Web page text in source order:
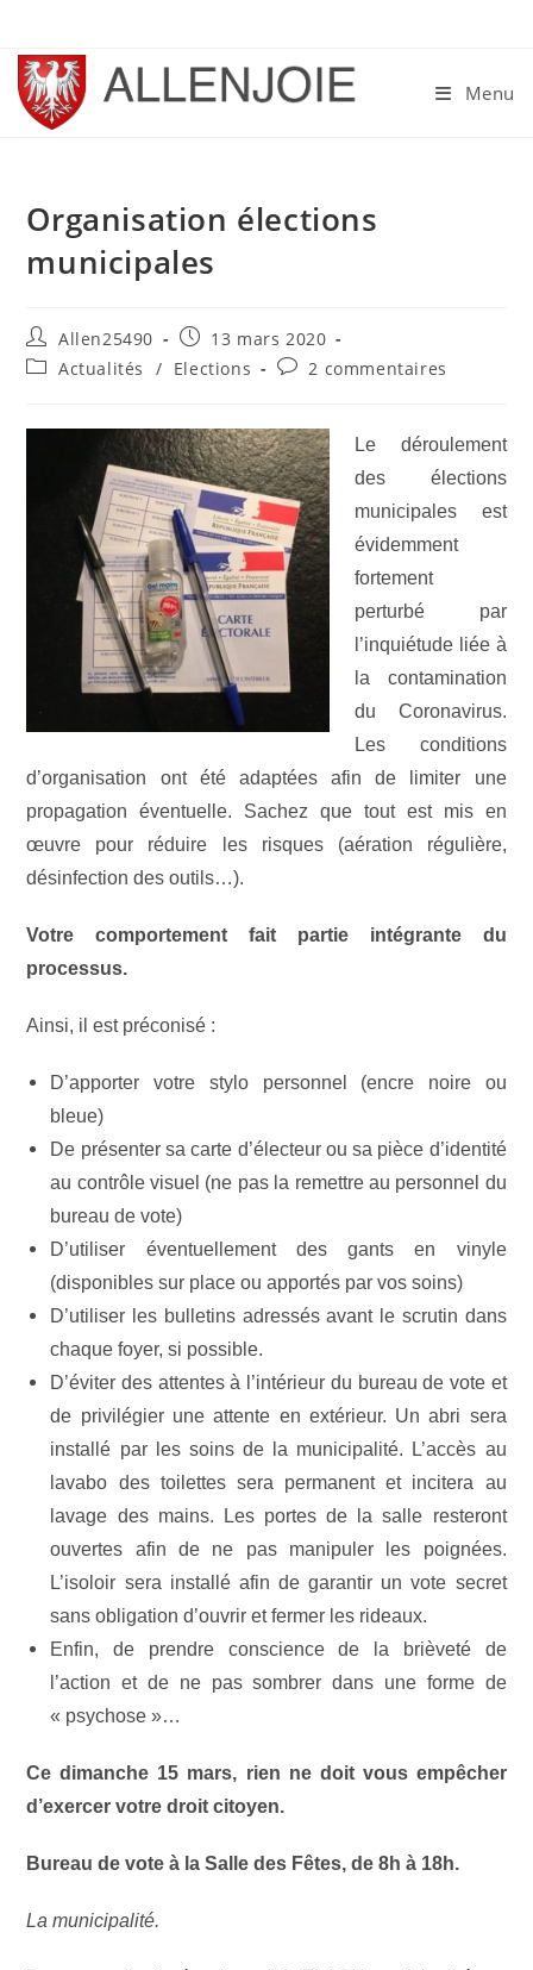
content
Menu
Organisation élections
municipales
Auteur/autrice
de
la
Allen25490
Publication
publiée :
13 mars 2020
PostActualités / Elections
Commentaires
publication :
2 commentaires
Le déroulement
des élections
municipales est
évidemment
fortement
perturbé par
l’inquiétude liée à
la contamination
du Coronavirus.
Les conditions
d’organisation ont été adaptées afin de limiter une
propagation éventuelle. Sachez que tout est mis en
œuvre pour réduire les risques (aération régulière,
désinfection des outils…).
Votre comportement fait partie intégrante du
processus.
Ainsi, il est préconisé :
D’apporter votre stylo personnel (encre noire ou
bleue)
De présenter sa carte d’électeur ou sa pièce d’identité
au contrôle visuel (ne pas la remettre au personnel du
bureau de vote)
D’utiliser éventuellement des gants en vinyle
(disponibles sur place ou apportés par vos soins)
D’utiliser les bulletins adressés avant le scrutin dans
chaque foyer, si possible.
D’éviter des attentes à l’intérieur du bureau de vote et
de privilégier une attente en extérieur. Un abri sera
installé par les soins de la municipalité. L’accès au
lavabo des toilettes sera permanent et incitera au
lavage des mains. Les portes de la salle resteront
ouvertes afin de ne pas manipuler les poignées.
L’isoloir sera installé afin de garantir un vote secret
sans obligation d’ouvrir et fermer les rideaux.
Enfin, de prendre conscience de la brièveté de
l’action et de ne pas sombrer dans une forme de
« psychose »…
Ce dimanche 15 mars, rien ne doit vous empêcher
d’exercer votre droit citoyen.
Bureau de vote à la Salle des Fêtes, de 8h à 18h.
La municipalité.